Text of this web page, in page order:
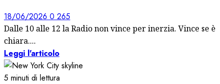
18/06/2026 0 265
Dalle 10 alle 12 la Radio non vince per inerzia. Vince se è
chiara....
Leggi l'articolo
5 minuti di lettura